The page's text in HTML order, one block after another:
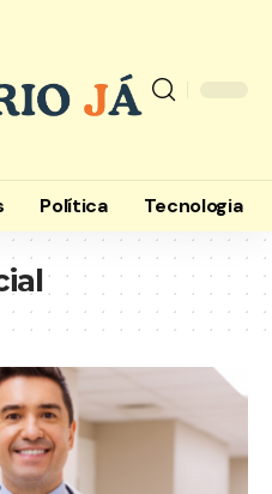
Política Tecnologia